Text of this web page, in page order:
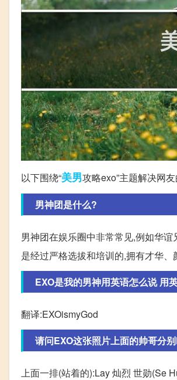
以下围绕“美男攻略exo”主题解决网
男神团是什么?
男神团在娱乐圈中非常常见,例如华
是经过严格选拔和培训的,拥有才华、
EXO是我的男神用英语怎么说 用
翻译:EXOismyGod
请问EXO这张照片上面的帅哥分
上面一排(站着的):Lay 灿烈 世勋(Se